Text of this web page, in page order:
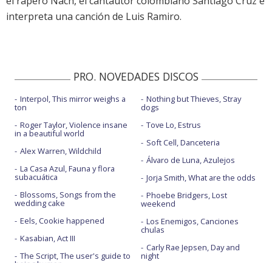
interpreta una canción de Luis Ramiro.
PRO. NOVEDADES DISCOS
Interpol, This mirror weighs a
ton
Roger Taylor, Violence insane
in a beautiful world
Alex Warren, Wildchild
La Casa Azul, Fauna y flora
subacuática
Blossoms, Songs from the
wedding cake
Eels, Cookie happened
Kasabian, Act III
The Script, The user's guide to
Nothing but Thieves, Stray
dogs
Tove Lo, Estrus
Soft Cell, Danceteria
Álvaro de Luna, Azulejos
Jorja Smith, What are the odds
Phoebe Bridgers, Lost
weekend
Los Enemigos, Canciones
chulas
Carly Rae Jepsen, Day and
night